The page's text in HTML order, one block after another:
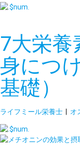
7大栄養
身につ
基礎）
ライフミール栄養士 オ